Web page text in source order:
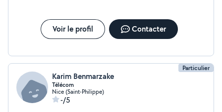
Voir le profil Contacter
Particulier
Karim Benmarzake
Télécom
Nice (Saint-Philippe)
-/5